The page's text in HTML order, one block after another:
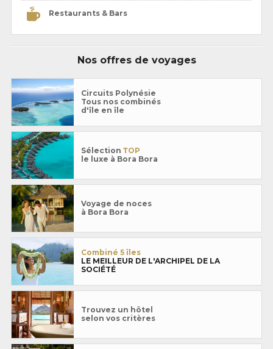
Restaurants & Bars
Nos offres de voyages
Circuits Polynésie
Tous nos combinés
d'île en île
Sélection TOP
le luxe à Bora Bora
Voyage de noces
à Bora Bora
Combiné 5 îles
LE MEILLEUR DE L'ARCHIPEL DE LA
SOCIÉTÉ
Trouvez un hôtel
selon vos critères